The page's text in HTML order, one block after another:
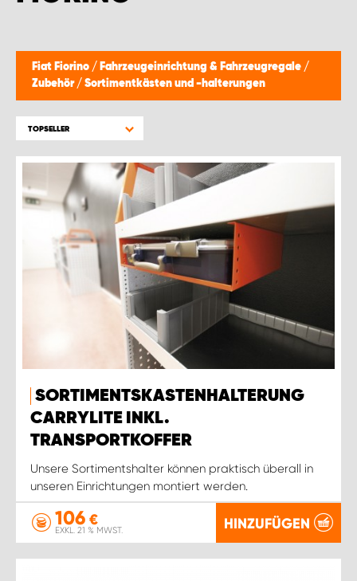
Fiat Fiorino / Fahrzeugeinrichtung & Fahrzeugregale /
Zubehör / Sortimentkästen und -halterungen
TOPSELLER
SORTIMENTSKASTENHALTERUNG
CARRYLITE INKL.
TRANSPORTKOFFER
Unsere Sortimentshalter können praktisch überall in
unseren Einrichtungen montiert werden.
106 €
EXKL. 21 % MWST. HINZUFÜGEN
WORK SYSTEM BRÜSSEL
WORK SYSTEM LIMBURG-KEMPEN
WORK SYSTEM WORK SYSTEM BRÜGGE